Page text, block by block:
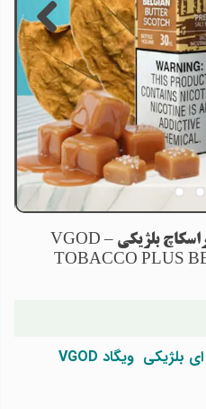
سالت ویگاد تنباکو خشک پلاس باتراسکاچ بلژیکی – VGOD
TOBACCO PLUS
بلژیکی ویگاد VGOD